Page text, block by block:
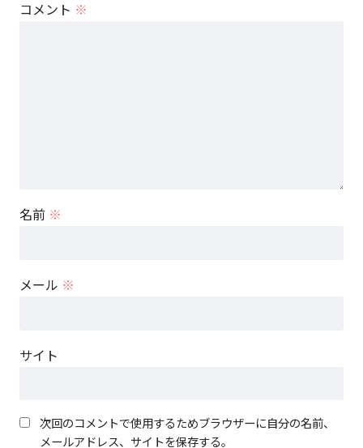
コメント ※
名前 ※
メール ※
サイト
次回のコメントで使用するためブラウザーに自分の名前、
メールアドレス、サイトを保存する。